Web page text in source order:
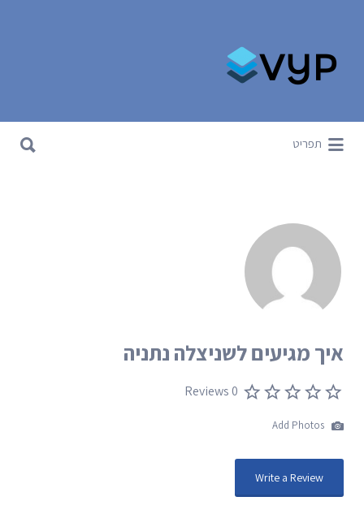
תפריט
איך מגיעים לשניצלה נתניה
0 Reviews
Write a Review